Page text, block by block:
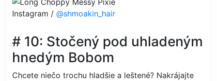
Instagram / @shmoakin_hair
# 10: Stočený pod uhladeným
hnedým Bobom
Chcete niečo trochu hladšie a leštené? Nakrájajte